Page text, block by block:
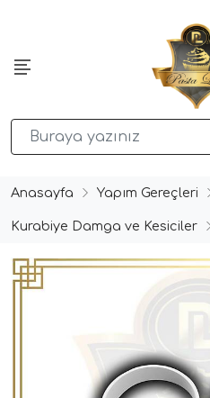
Anasayfa Yapım Gereçleri
Kurabiye Damga ve Kesiciler